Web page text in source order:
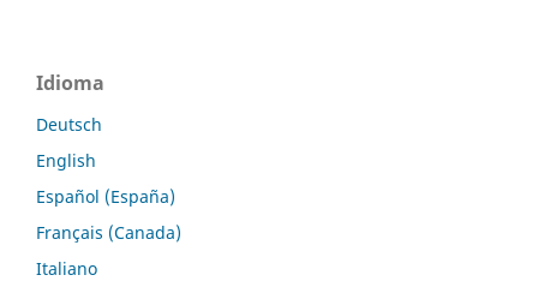
Idioma
Deutsch
English
Español (España)
Français (Canada)
Italiano